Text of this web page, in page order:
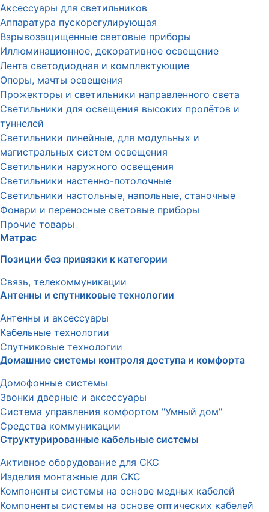
Аксессуары для светильников
Аппаратура пускорегулирующая
Взрывозащищенные световые приборы
Иллюминационное, декоративное освещение
Лента светодиодная и комплектующие
Опоры, мачты освещения
Прожекторы и светильники направленного света
Светильники для освещения высоких пролётов и
туннелей
Светильники линейные, для модульных и
магистральных систем освещения
Светильники наружного освещения
Светильники настенно-потолочные
Светильники настольные, напольные, станочные
Фонари и переносные световые приборы
Прочие товары
Матрас
Позиции без привязки к категории
Связь, телекоммуникации
Антенны и спутниковые технологии
Антенны и аксессуары
Кабельные технологии
Спутниковые технологии
Домашние системы контроля доступа и комфорта
Домофонные системы
Звонки дверные и аксессуары
Система управления комфортом "Умный дом"
Средства коммуникации
Структурированные кабельные системы
Активное оборудование для СКС
Изделия монтажные для СКС
Компоненты системы на основе медных кабелей
Компоненты системы на основе оптических кабелей